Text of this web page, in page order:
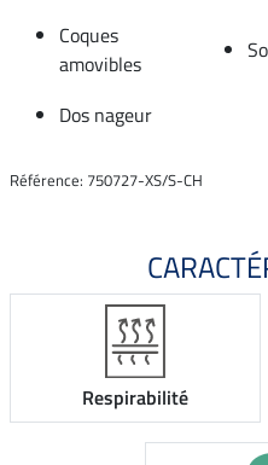
Coques
amovibles
Dos nageur
Référence: 750727-XS/S-CH
Respirabilité